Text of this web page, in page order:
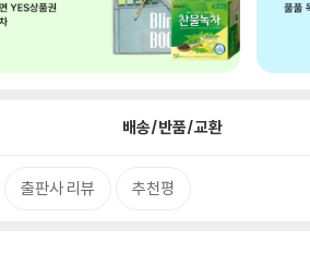
배송/반품/교환
출판사 리뷰 추천평